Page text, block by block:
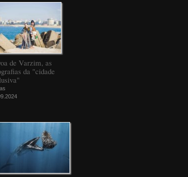
de Varzim, as
da "cidade